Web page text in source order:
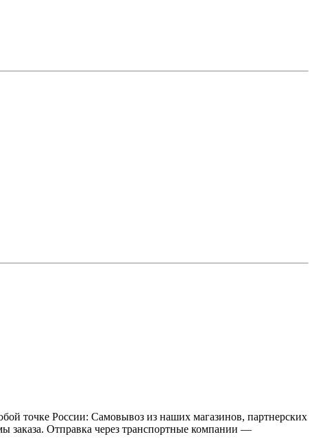
точке России: Самовывоз из наших магазинов, партнерских
заказа. Отправка через транспортные компании —